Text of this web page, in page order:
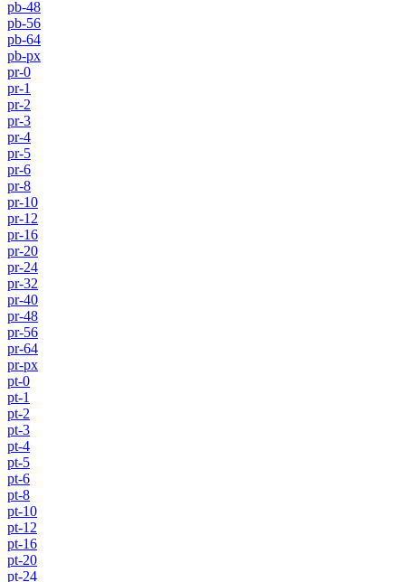
pb-48
pb-56
pb-64
pb-px
pr-0
pr-1
pr-2
pr-3
pr-4
pr-5
pr-6
pr-8
pr-10
pr-12
pr-16
pr-20
pr-24
pr-32
pr-40
pr-48
pr-56
pr-64
pr-px
pt-0
pt-1
pt-2
pt-3
pt-4
pt-5
pt-6
pt-8
pt-10
pt-12
pt-16
pt-20
pt-24